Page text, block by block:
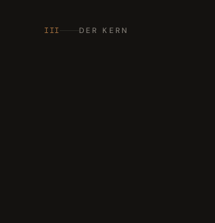
III
DER KERN